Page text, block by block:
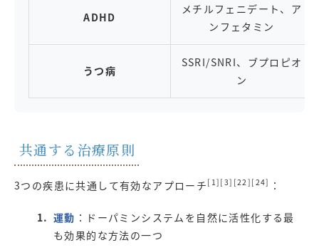
ADHD
メチルフェニデート、ア
ンフェタミン
うつ病
SSRI/SNRI、ブプロピオ
ン
共通する治療原則
3つの疾患に共通して有効なアプローチ [1][3][22][24] ：
運動 ：ドーパミンシステムを自然に活性化する最
も効果的な方法の一つ